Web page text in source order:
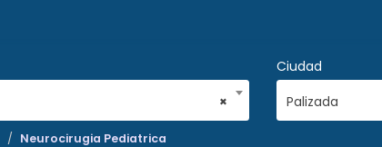
×
Ciudad
Palizada
Neurocirugia Pediatrica